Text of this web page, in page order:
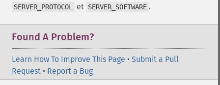
SERVER_PROTOCOL et SERVER_SOFTWARE .
Found A Problem?
Learn How To Improve This Page • Submit a Pull
Request • Report a Bug